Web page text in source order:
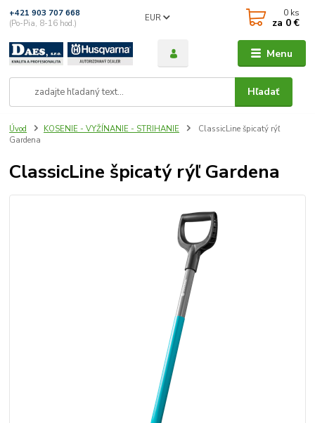
Menu
EUR
Hľadať
+421 903 707 668
(Po-Pia, 8-16 hod.)
0 ks
za 0 €
Úvod KOSENIE - VYŽÍNANIE - STRIHANIE
ClassicLine špicatý rýľ
Gardena
ClassicLine špicatý rýľ Gardena